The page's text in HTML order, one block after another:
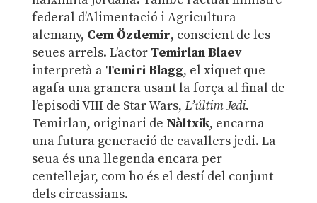
federal d’Alimentació i Agricultura
alemany, Cem Özdemir, conscient de les
seues arrels. L’actor Temirlan Blaev
interpretà a Temiri Blagg, el xiquet que
agafa una granera usant la força al final de
l’episodi VIII de Star Wars, L’últim Jedi.
Temirlan, originari de Nàltxik, encarna
una futura generació de cavallers jedi. La
seua és una llegenda encara per
centellejar, com ho és el destí del conjunt
dels circassians.